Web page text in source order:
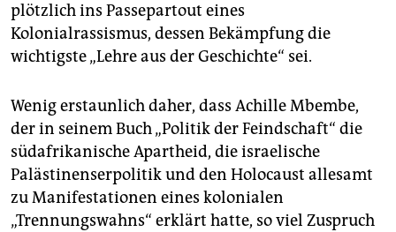
plötzlich ins Passepartout eines
Kolonialrassismus, dessen Bekämpfung die
wichtigste „Lehre aus der Geschichte“ sei.
Wenig erstaunlich daher, dass Achille Mbembe,
der in seinem Buch „Politik der Feindschaft“ die
südafrikanische Apartheid, die israelische
Palästinenserpolitik und den Holocaust allesamt
zu Manifestationen eines kolonialen
„Trennungswahns“ erklärt hatte, so viel Zuspruch